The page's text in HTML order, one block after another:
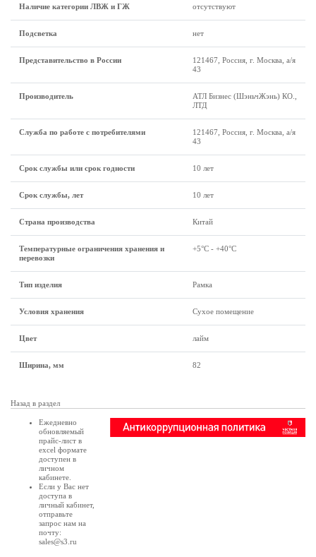
Наличие категории ЛВЖ и ГЖ отсутствуют
Подсветка нет
Представительство в России
121467, Россия, г. Москва, а/я
43
Производитель
АТЛ Бизнес (ШэньчЖэнь) КО.,
ЛТД
Служба по работе с потребителями
121467, Россия, г. Москва, а/я
43
Срок службы или срок годности 10 лет
Срок службы, лет 10 лет
Страна производства Китай
Температурные ограничения хранения и
перевозки
+5°C - +40°C
Тип изделия Рамка
Условия хранения Сухое помещение
Цвет лайм
Ширина, мм 82
Назад в раздел
Ежедневно
обновляемый
прайс-лист в
excel формате
доступен в
личном
кабинете
Если у Вас нет
доступа в
личный кабинет,
отправьте
запрос нам на
почту:
sales@s3.ru